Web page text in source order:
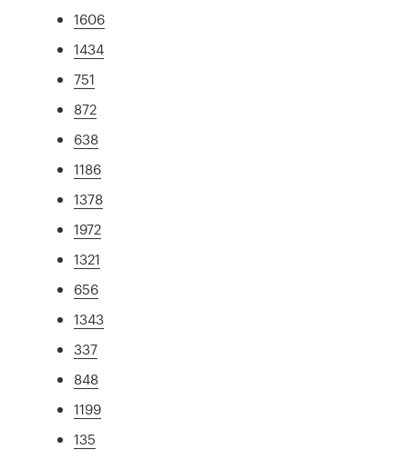
1606
1434
751
872
638
1186
1378
1972
1321
656
1343
337
848
1199
135